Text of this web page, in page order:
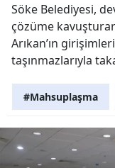
Söke Belediyesi,
çözüme
Arıkan’ın
taşınmazlarıyla
#Mahsuplaşma